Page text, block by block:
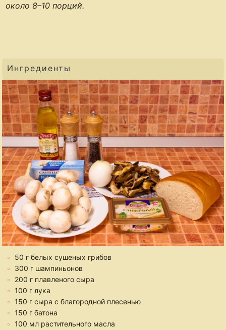
около 8–10 порций.
Ингредиенты
50 г белых сушеных грибов
300 г шампиньонов
200 г плавленого сыра
100 г лука
150 г сыра с благородной плесенью
150 г батона
100 мл растительного масла